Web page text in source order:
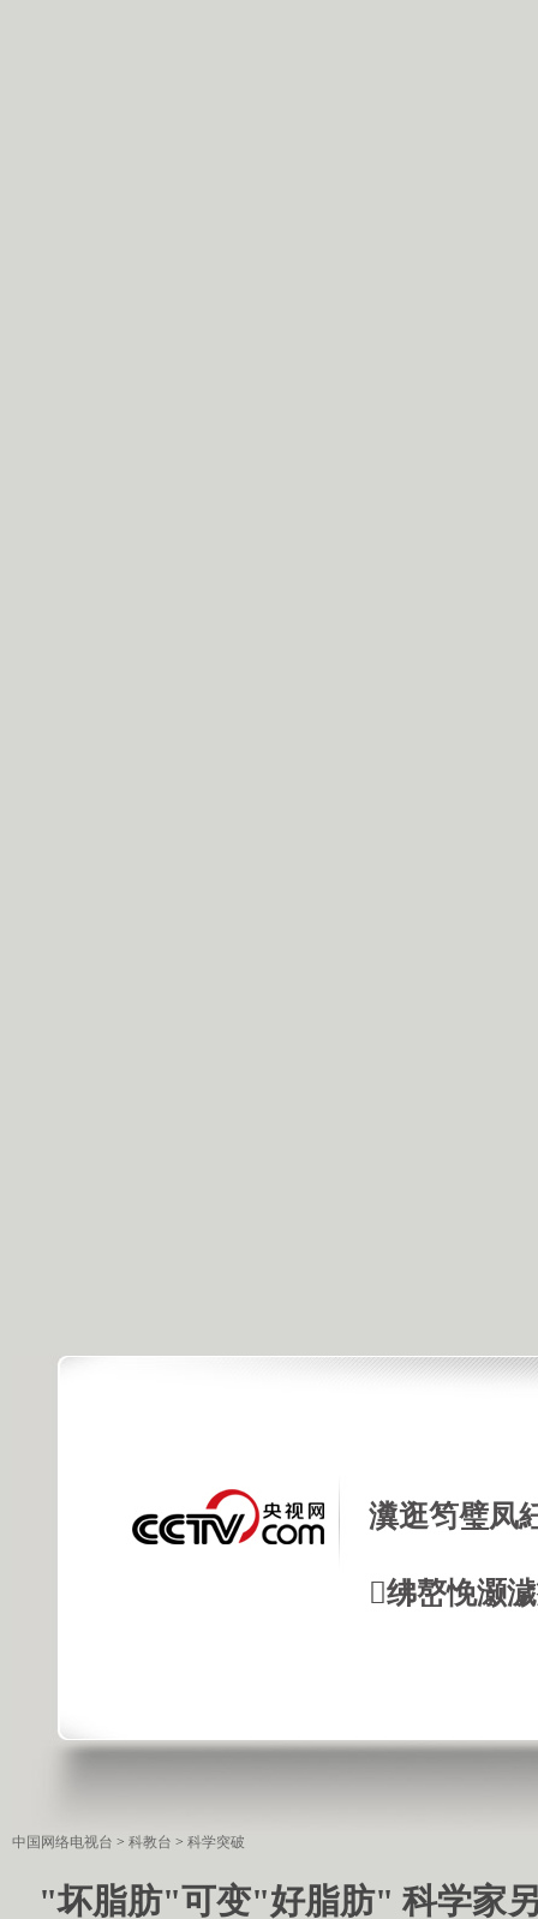
瀵逛笉璧凤
绋嶅悗灏
中国网络电视台 > 科教台 > 科学突破
"坏脂肪"可变"好脂肪" 科学家